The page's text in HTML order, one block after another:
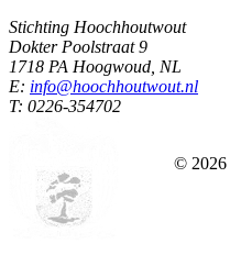
Stichting Hoochhoutwout
Dokter Poolstraat 9
1718 PA Hoogwoud, NL
E: info@hoochhoutwout.nl
T: 0226-354702
© 2026